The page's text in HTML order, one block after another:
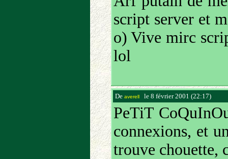
script server et
o) Vive mirc
lol
De averellle 8 février 2001 (22:17)
PeTiT
connexions, et
trouve chouette,